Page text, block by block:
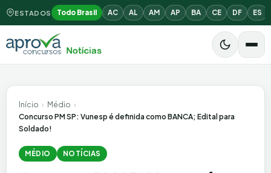
ESTADOS Todo Brasil AC AL AM AP BA CE DF ES
Início › Médio ›
Concurso PM SP: Vunesp é definida como BANCA; Edital para
Soldado!
MÉDIO NOTÍCIAS